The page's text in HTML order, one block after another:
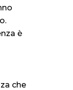
è
che